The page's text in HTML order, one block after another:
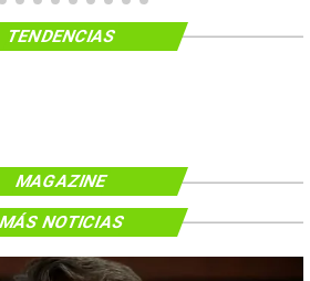
TENDENCIAS
MAGAZINE
MÁS NOTICIAS